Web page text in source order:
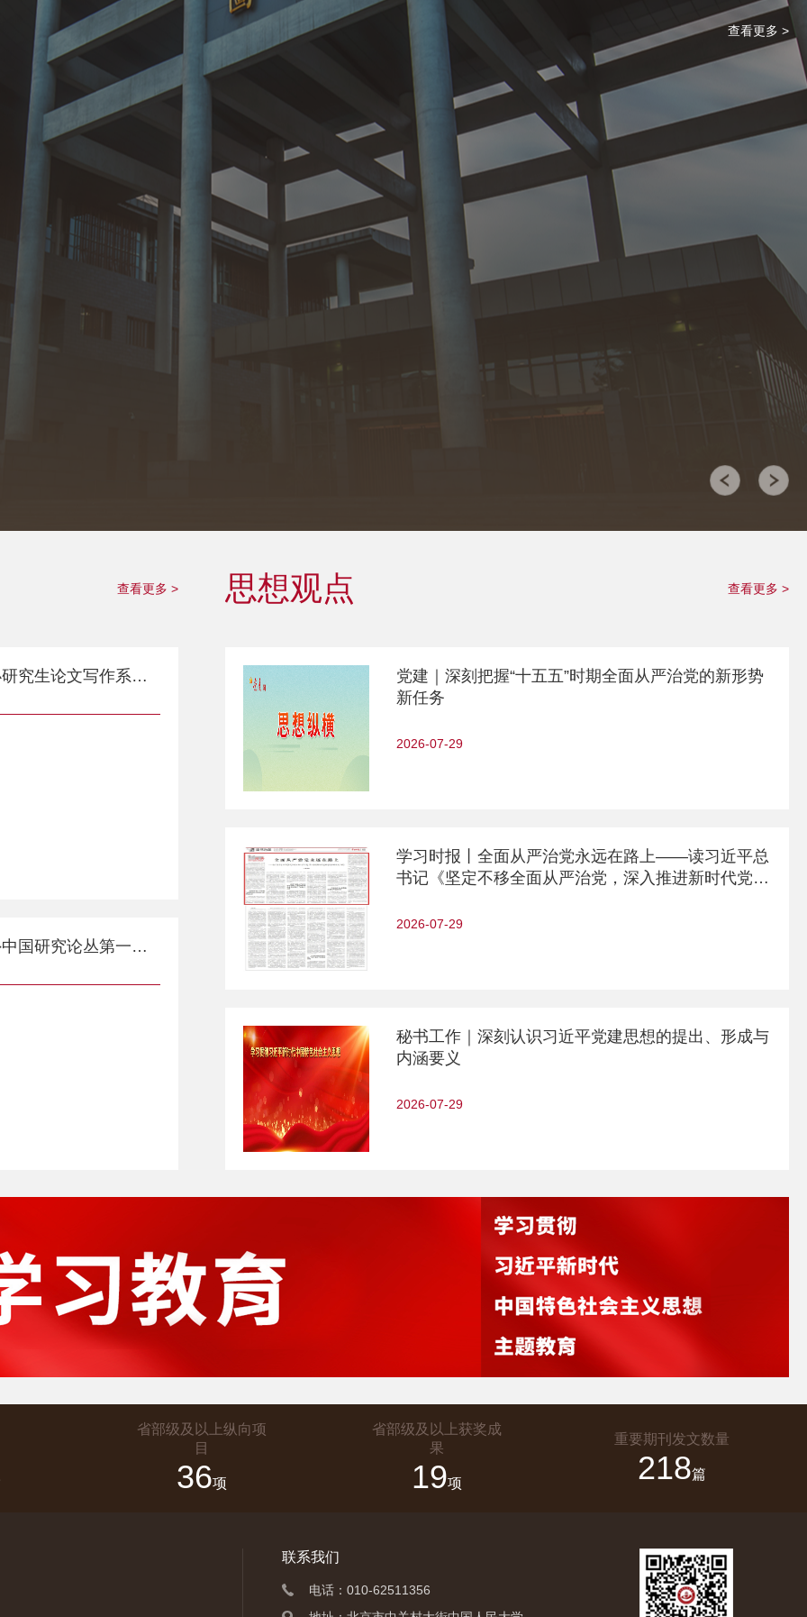
查看更多 >
查看更多 >
中共党史党建学院举办研究生论文写作系列讲座首讲
中共党史党建学院海外中国研究论丛第一期举办
思想观点 查看更多 >
党建｜深刻把握“十五五”时期全面从严治党的新形势
新任务
2026-07-29
学习时报丨全面从严治党永远在路上——读习近平总
书记《坚定不移全面从严治党，深入推进新时代党的
2026-07-29
秘书工作｜深刻认识习近平党建思想的提出、形成与
内涵要义
2026-07-29
省部级及以上纵向项
目
36项
省部级及以上获奖成
果
19项
重要期刊发文数量
218篇
联系我们
电话：010-62511356